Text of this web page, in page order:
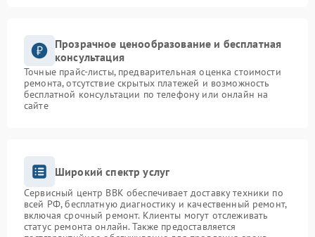
Прозрачное ценообразование и бесплатная
консультация
Точные прайс-листы, предварительная оценка стоимости
ремонта, отсутствие скрытых платежей и возможность
бесплатной консультации по телефону или онлайн на
сайте
Широкий спектр услуг
Сервисный центр BBK обеспечивает доставку техники по
всей РФ, бесплатную диагностику и качественный ремонт,
включая срочный ремонт. Клиенты могут отслеживать
статус ремонта онлайн. Также предоставляется